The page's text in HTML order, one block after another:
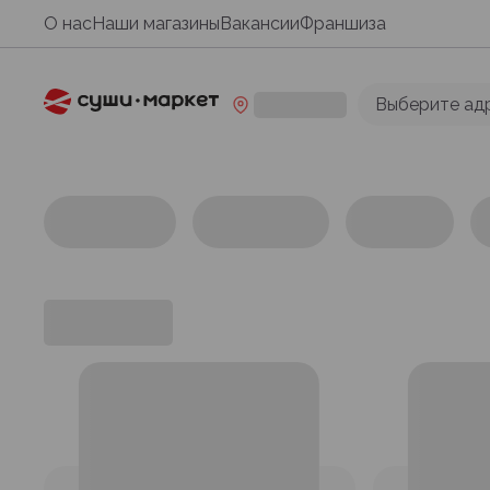
О насНаши магазиныВакансииФраншиза
Выберите